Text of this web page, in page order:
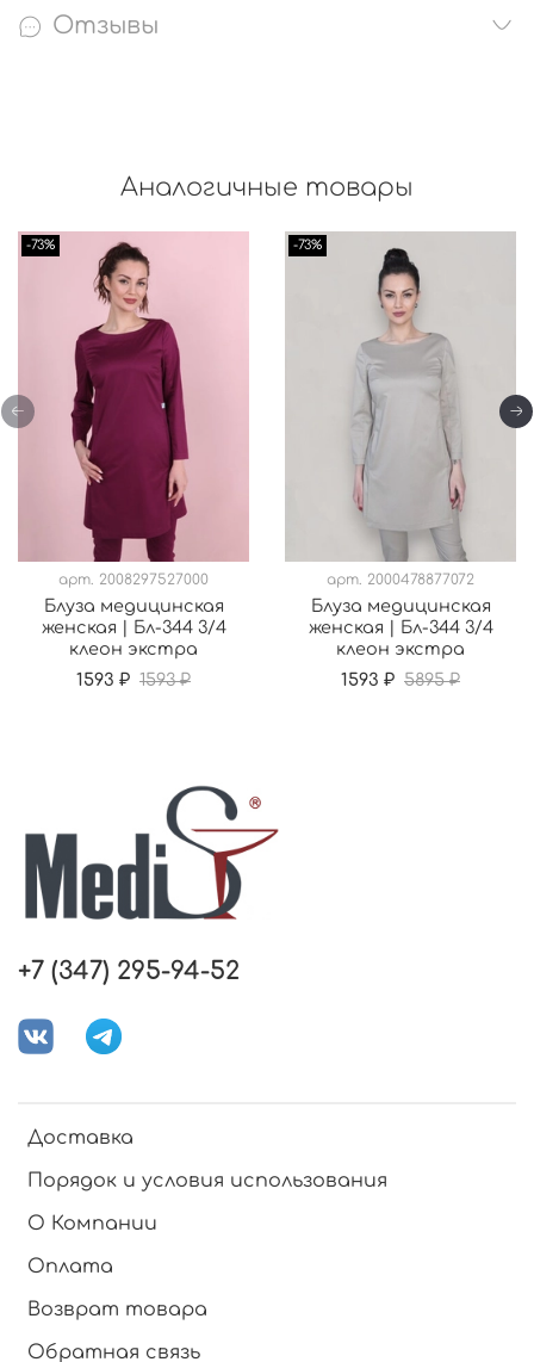
Отзывы
Аналогичные товары
-73%
арт. 2008297527000
Блуза медицинская
женская | Бл-344 3/4
клеон экстра
1593 ₽ 1593 ₽
-73%
арт. 2000478877072
Блуза медицинская
женская | Бл-344 3/4
клеон экстра
1593 ₽ 5895 ₽
Доставка
Порядок и условия использования
О Компании
Оплата
Возврат товара
Обратная связь
+7 (347) 295-94-52